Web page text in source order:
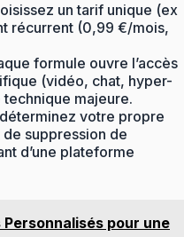
un tarif unique (ex
récurrent (0,99 €/mois,
formule ouvre l’accès
(vidéo, chat, hyper-
majeure.
votre propre
suppression de
d’une plateforme
pour une